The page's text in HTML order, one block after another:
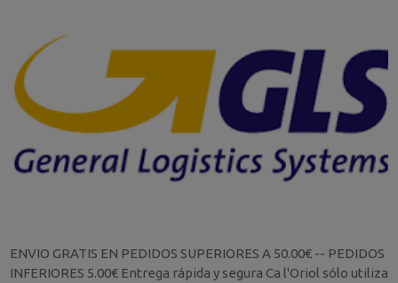
ENVIO GRATIS EN PEDIDOS SUPERIORES A 50.00€ -- PEDIDOS
INFERIORES 5.00€ Entrega rápida y segura Ca l'Oriol sólo utiliza